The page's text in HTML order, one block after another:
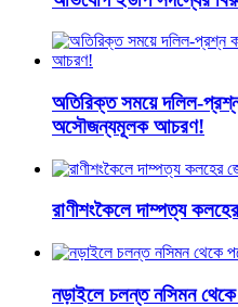
অতিরিক্ত সময়ে দলিল-প্রশ্ন
অসৌজন্যমূলক আচরণ!
রাণীশংকৈলে দাম্পত্য
নড়াইলে চলন্ত নসিমন